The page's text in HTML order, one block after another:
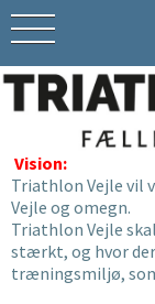
Vision:
Triathlon Vejle vil
Vejle og omegn.
Triathlon Vejle
stærkt, og hvor
træningsmiljø,